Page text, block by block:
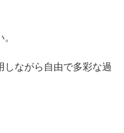
しながら自由で多彩な過